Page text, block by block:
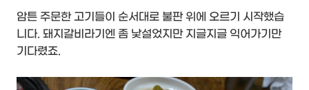
암튼 주문한 고기들이 순서대로 불판 위에 오르기 시작했습
니다. 돼지갈비라기엔 좀 낯설었지만 지글지글 익어가기만
기다렸죠.